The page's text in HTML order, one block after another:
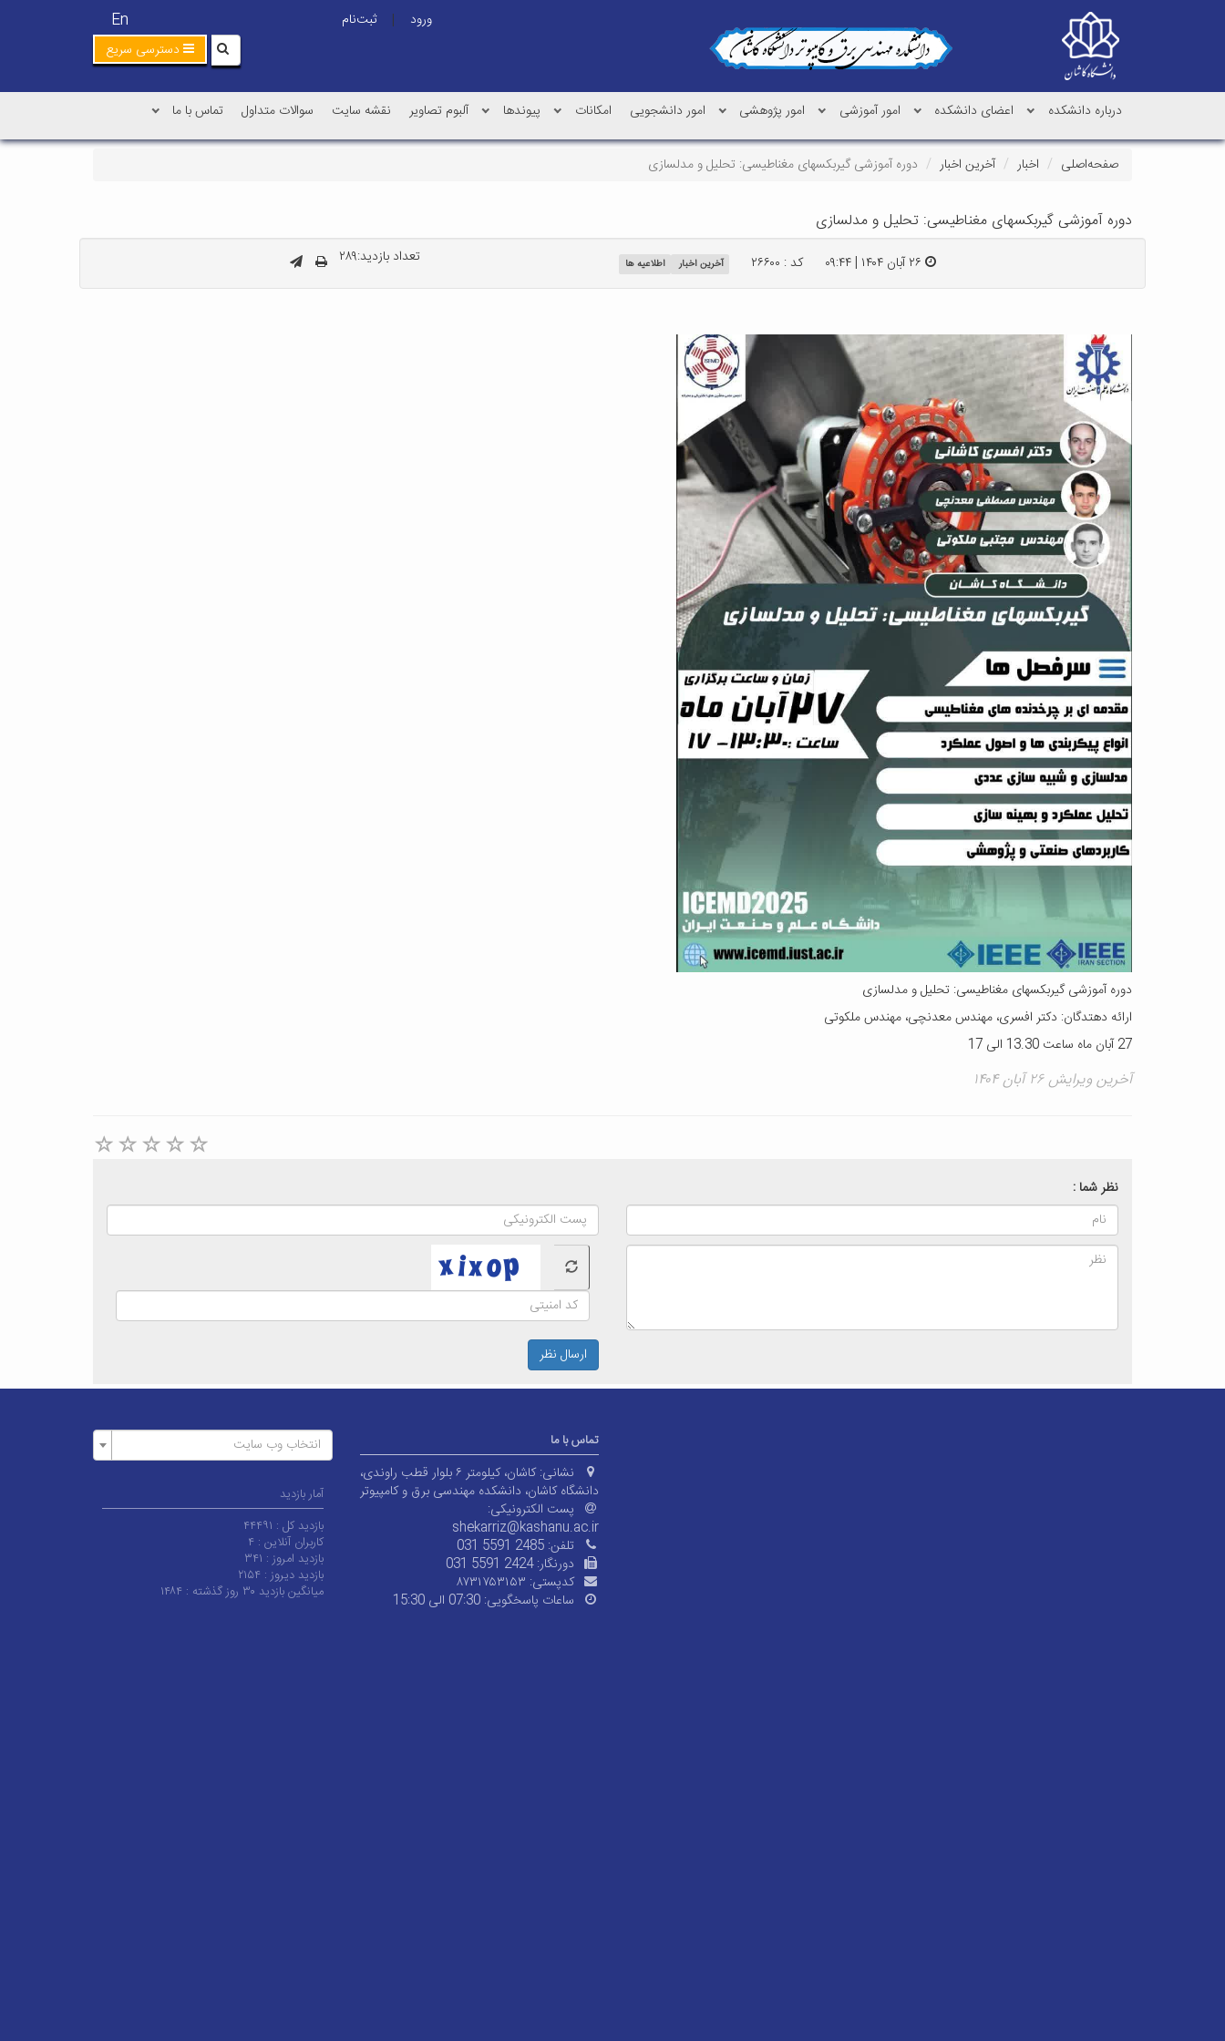
En ورود |
ثبت‌نام
دسترسی سریع
درباره دانشکده اعضای دانشکده امور آموزشی امور پژوهشی امور دانشجویی امکانات پیوندها آلبوم تصاویر نقشه سایت سوالات متداول تماس با ما
صفحه‌اصلی اخبار آخرین اخبار دوره آموزشی گیربکسهای مغناطیسی: تحلیل و مدلسازی
دوره آموزشی گیربکسهای مغناطیسی: تحلیل و مدلسازی
۲۶ آبان ۱۴۰۴ | ۰۹:۴۴ کد : ۲۶۶۰۰ آخرین اخبار اطلاعیه ها تعداد بازدید:۲۸۹
دوره آموزشی گیربکسهای مغناطیسی: تحلیل و مدلسازی​​​​​​​
ارائه دهتدگان: دکتر افسری، مهندس معدنچی، مهندس ملکوتی
27 آبان ماه ساعت 13.30 الی 17
آخرین ویرایش ۲۶ آبان ۱۴۰۴
نظر شما :
ارسال نظر
تماس با ما
نشانی:
کاشان، کیلومتر ۶ بلوار قطب راوندی،
دانشگاه کاشان، دانشکده مهندسی برق و کامپیوتر
پست الکترونیکی:
shekarriz@kashanu.ac.ir
تلفن: 031 5591 2485
دورنگار:031 5591 2424
کدپستی: ۸۷۳۱۷۵۳۱۵۳
ساعات پاسخگویی: 07:30 الی 15:30
انتخاب وب سایت
آمار بازدید
بازدید کل : ۴۴۴۹۱
کاربران آنلاین : ۴
بازدید امروز : ۳۴۱
بازدید دیروز : ۲۱۵۴
میانگین بازدید ۳۰ روز گذشته :
۱۴۸۴